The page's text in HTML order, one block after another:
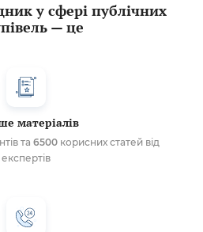
у сфері публічних
— це
матеріалів
та 6500корисних статей від
експертів